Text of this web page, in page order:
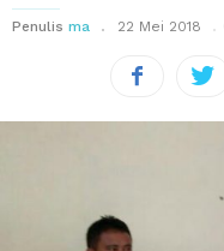
Penulis ma 22 Mei 2018